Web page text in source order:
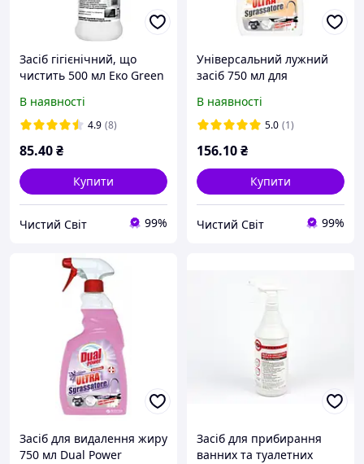
Засіб гігієнічний, що
чистить 500 мл Еко Green
В наявності
4.9 (8)
85.40₴
Купити
Чистий Світ 99%
Універсальний лужний
засіб 750 мл для
Power Марсель
В наявності
5.0 (1)
156.10₴
Купити
Чистий Світ 99%
Засіб для видалення жиру
750 мл Dual Power
Засіб для прибирання
ванних та туалетних